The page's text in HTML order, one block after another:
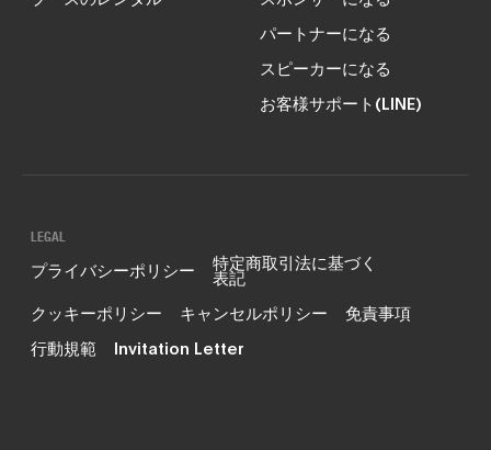
パートナーになる
スピーカーになる
お客様サポート(LINE)
LEGAL
プライバシーポリシー 特定商取引法に基づく
表記
クッキーポリシー
キャンセルポリシー
免責事項
行動規範
Invitation Letter